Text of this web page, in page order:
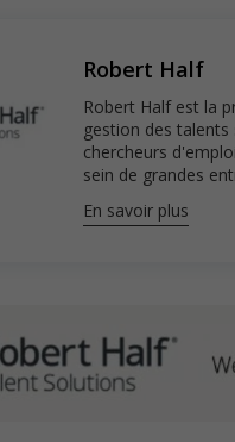
Robert Half
Robert Half est la
gestion des
chercheurs
sein de grandes
En savoir plus